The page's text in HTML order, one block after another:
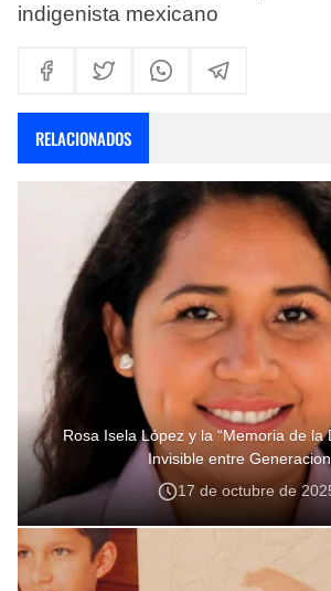
indigenista mexicano
RELACIONADOS
Rosa Isela López y la “Memoria de la
Invisible entre
17 de octubre de